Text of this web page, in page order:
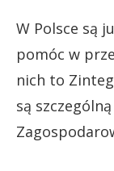
W Polsce są
pomóc w
nich to
są